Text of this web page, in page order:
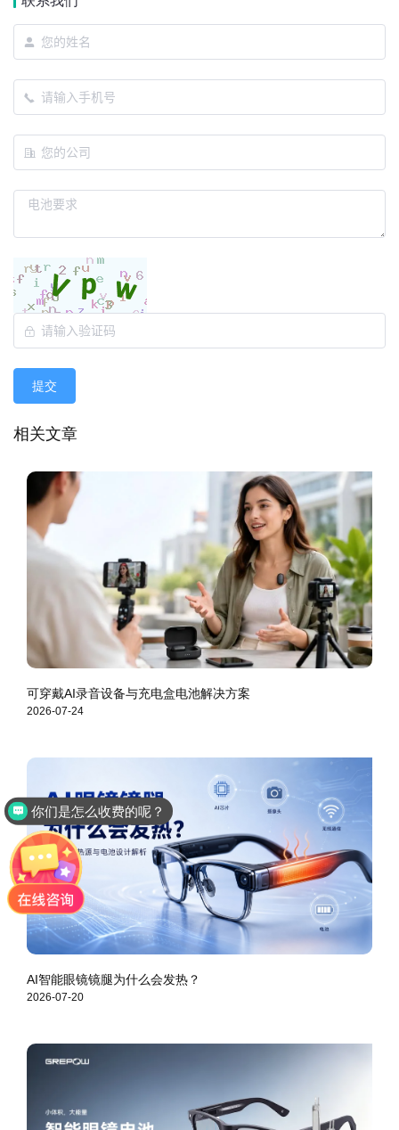
提交
相关文章
可穿戴AI录音设备与充电盒电池解决方案
2026-07-24
AI智能眼镜镜腿为什么会发热？
2026-07-20
是品牌厂家直销吗？